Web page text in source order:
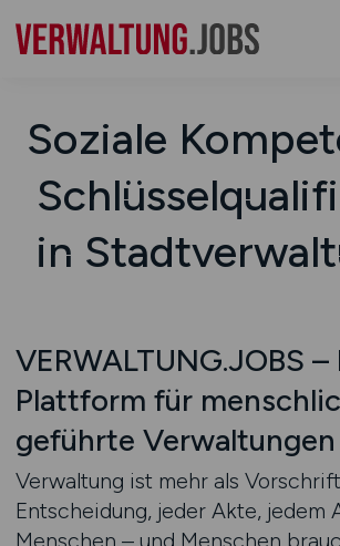
Soziale
in
VERWALTUNG.JOBS –
Plattform für
geführte Verwaltungen
Verwaltung ist mehr als
Entscheidung, jeder Akte, jedem
Menschen – und Menschen